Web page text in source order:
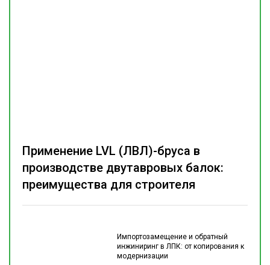
Импортозамещение и обратный
инжиниринг в ЛПК: от копирования к
модернизации
Применение LVL (ЛВЛ)-бруса в
производстве двутавровых балок:
преимущества для строителя